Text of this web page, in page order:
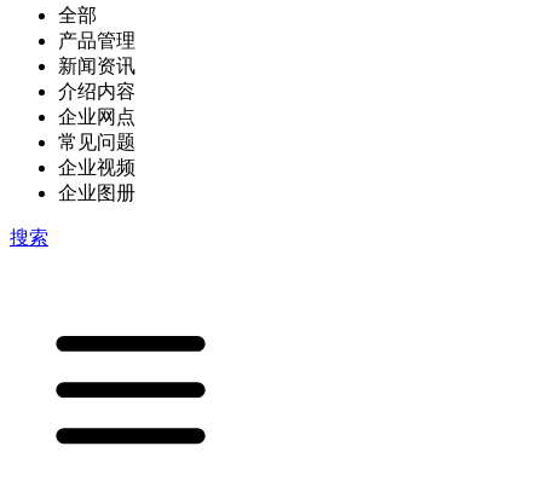
全部
产品管理
新闻资讯
介绍内容
企业网点
常见问题
企业视频
企业图册
搜索